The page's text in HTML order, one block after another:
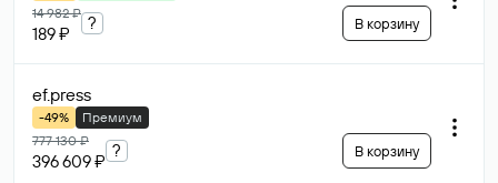
14 982 ₽
189 ₽
? В корзину
ef.press
-49%
Премиум
777 130 ₽
396 609 ₽
? В корзину